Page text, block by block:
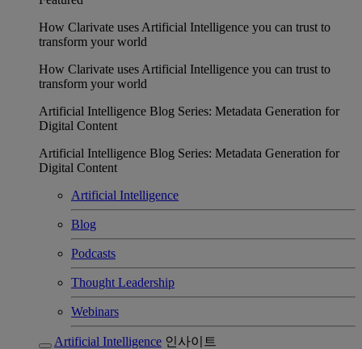
How Clarivate uses Artificial Intelligence you can trust to
transform your world
How Clarivate uses Artificial Intelligence you can trust to
transform your world
Artificial Intelligence Blog Series: Metadata Generation for
Digital Content
Artificial Intelligence Blog Series: Metadata Generation for
Digital Content
Artificial Intelligence
Blog
Podcasts
Thought Leadership
Webinars
Artificial Intelligence 인사이트